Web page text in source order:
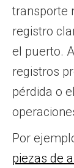
transporte
registro
el puerto.
registros
pérdida o
Por
piezas de